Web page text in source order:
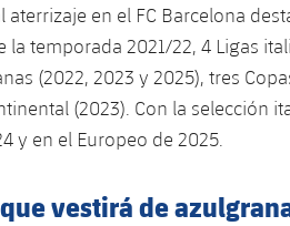
en el FC Barcelona
temporada 2021/22, 4 Ligas
(2022, 2023 y 2025), tres
(2023). Con la selección
y en el Europeo de 2025.
vestirá de